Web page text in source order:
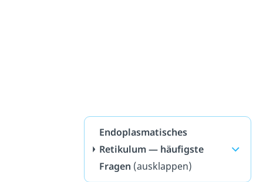
Endoplasmatisches
Retikulum — häufigste
Fragen (ausklappen)